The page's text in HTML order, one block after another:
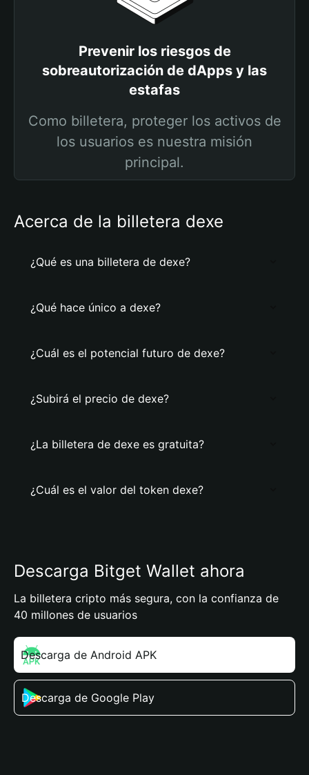
Prevenir los riesgos de
sobreautorización de dApps y las
estafas
Como billetera, proteger los activos de
los usuarios es nuestra misión
principal.
Acerca de la billetera dexe
¿Qué es una billetera de dexe?
¿Qué hace único a dexe?
¿Cuál es el potencial futuro de dexe?
¿Subirá el precio de dexe?
¿La billetera de dexe es gratuita?
¿Cuál es el valor del token dexe?
Descarga Bitget Wallet ahora
La billetera cripto más segura, con la confianza de
40 millones de usuarios
Descarga de Android APK
Descarga de Google Play